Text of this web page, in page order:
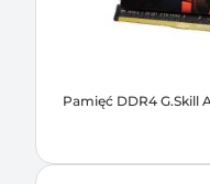
Pamięć DDR4 G.Skill